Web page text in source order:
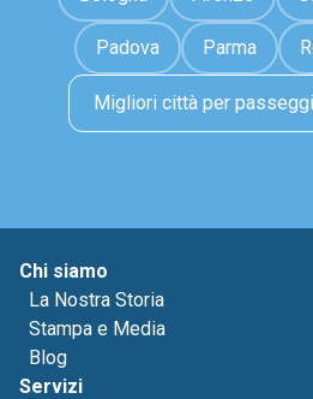
Padova Parma
Migliori città per
Chi siamo
La Nostra Storia
Stampa e Media
Blog
Servizi